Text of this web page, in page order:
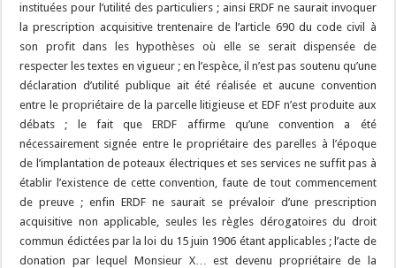
instituées pour l’utilité des particuliers ; ainsi ERDF ne saurait invoquer
la prescription acquisitive trentenaire de l’article 690 du code civil à
son profit dans les hypothèses où elle se serait dispensée de
respecter les textes en vigueur ; en l’espèce, il n’est pas soutenu qu’une
déclaration d’utilité publique ait été réalisée et aucune convention
entre le propriétaire de la parcelle litigieuse et EDF n’est produite aux
débats ; le fait que ERDF affirme qu’une convention a été
nécessairement signée entre le propriétaire des parelles à l’époque
de l’implantation de poteaux électriques et ses services ne suffit pas à
établir l’existence de cette convention, faute de tout commencement
de preuve ; enfin ERDF ne saurait se prévaloir d’une prescription
acquisitive non applicable, seules les règles dérogatoires du droit
commun édictées par la loi du 15 juin 1906 étant applicables ; l’acte de
donation par lequel Monsieur X… est devenu propriétaire de la